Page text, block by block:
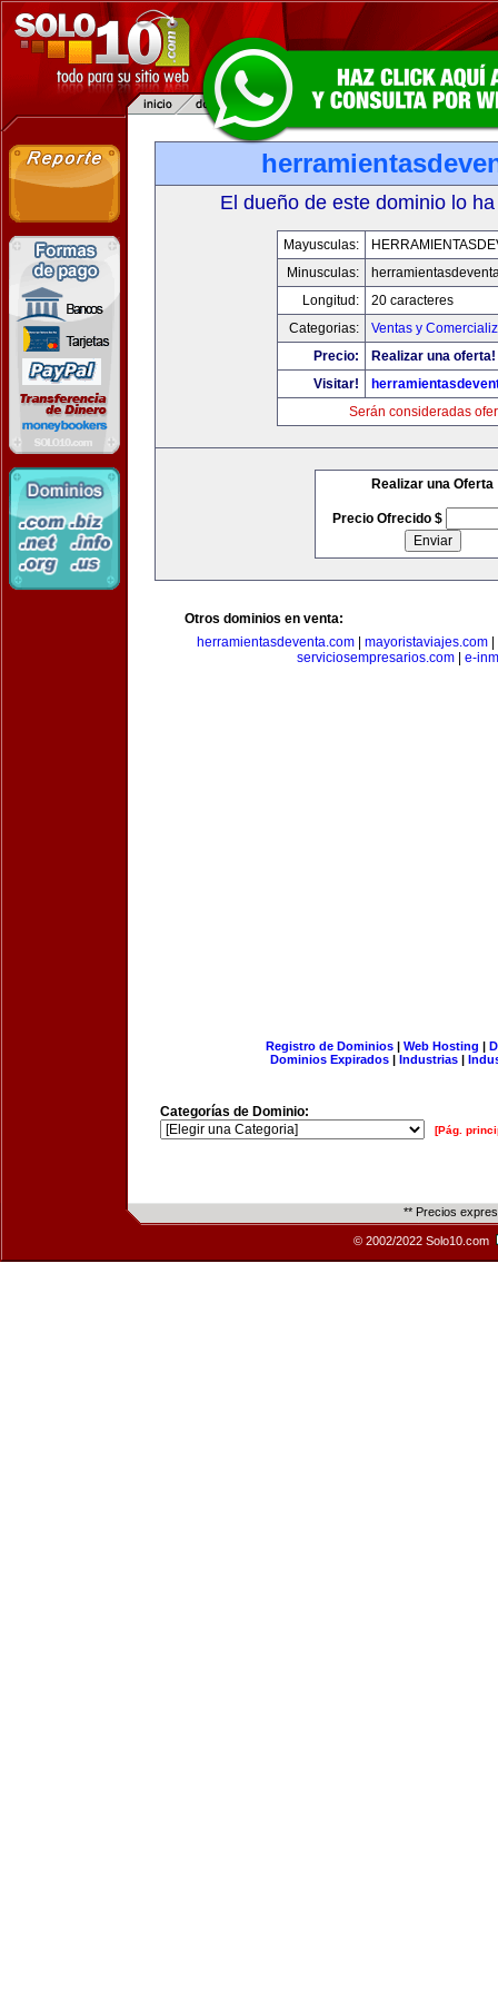
El dueño de este dominio lo
Mayusculas:
Minusculas:
Longitud:
20 caracteres
Categorias:
Ventas y
Precio:
Realizar una oferta!
Visitar!
Serán consideradas
Realizar una Oferta
Precio Ofrecido $
Otros dominios en venta:
herramientasdeventa.com| mayoristaviajes.com|
serviciosempresarios.com| e-
Registro de Dominios| Web Hosting |
Dominios Expirados | Industrias |
Categorías de Dominio:
[Pág.
** Precios
© 2002/2022 Solo10.com